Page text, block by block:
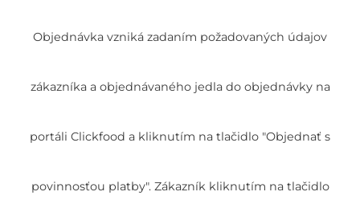
Objednávka vzniká zadaním požadovaných údajov
zákazníka a objednávaného jedla do objednávky na
portáli Clickfood a kliknutím na tlačidlo "Objednať s
povinnosťou platby". Zákazník kliknutím na tlačidlo